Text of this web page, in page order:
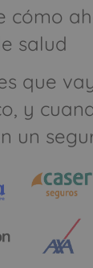
cómo
salud
que
y
un